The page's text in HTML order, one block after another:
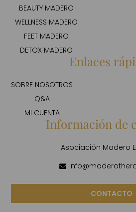
BEAUTY MADERO
WELLNESS MADERO
FEET MADERO
DETOX MADERO
Enlaces
SOBRE NOSOTROS
Q&A
MI CUENTA
Información de
Asociación Madero
CONTACTO